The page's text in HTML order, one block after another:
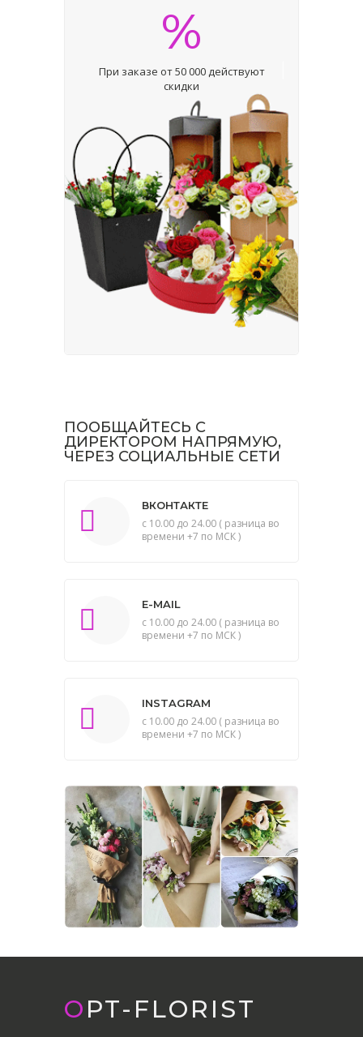
%
При заказе от 50 000 действуют
скидки
ПООБЩАЙТЕСЬ С
ДИРЕКТОРОМ НАПРЯМУЮ,
ЧЕРЕЗ СОЦИАЛЬНЫЕ СЕТИ
ВКОНТАКТЕ
с 10.00 до 24.00 ( разница во
времени +7 по МСК )
E-MAIL
с 10.00 до 24.00 ( разница во
времени +7 по МСК )
INSTAGRAM
с 10.00 до 24.00 ( разница во
времени +7 по МСК )
OPT-FLORIST